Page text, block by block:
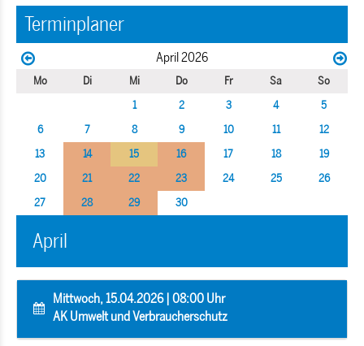
Terminplaner
April 2026
Mo Di Mi Do Fr Sa
So
1
2 3 4
5
6
7 8 9 10 11
12
13
14 15 16 17 18
19
20
21 22 23 24 25
26
27
28 29 30
April
Mittwoch, 15.04.2026 | 08:00 Uhr
AK Umwelt und Verbraucherschutz